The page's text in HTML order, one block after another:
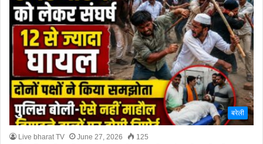
बरेली
Live bharat TV June 27, 2026 125